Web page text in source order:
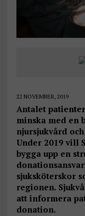
22 NOVEMBER, 2019
Antalet
minska med en
njursjukvård
Under 2019 vill
bygga upp en
sjuksköterskor
regionen.
att informera
donation.